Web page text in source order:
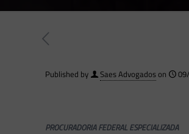
Published by Saes Advogadoson
PROCURADORIA FEDERAL ESPECIALIZADA